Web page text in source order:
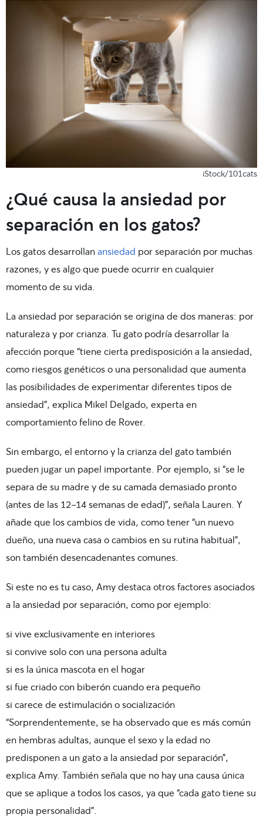
iStock/101cats
¿Qué causa la ansiedad por
separación en los gatos?
Los gatos desarrollanansiedad por separación por muchas
razones, y es algo que puede ocurrir en cualquier
momento de su vida.
La ansiedad por separación se origina de dos maneras: por
naturaleza y por crianza. Tu gato podría desarrollar la
afección porque “tiene cierta predisposición a la ansiedad,
como riesgos genéticos o una personalidad que aumenta
las posibilidades de experimentar diferentes tipos de
ansiedad”, explica Mikel Delgado, experta en
comportamiento felino de Rover.
Sin embargo, el entorno y la crianza del gato también
pueden jugar un papel importante. Por ejemplo, si “se le
separa de su madre y de su camada demasiado pronto
(antes de las 12-14 semanas de edad)”, señala Lauren. Y
añade que los cambios de vida, como tener “un nuevo
dueño, una nueva casa o cambios en su rutina habitual”,
son también desencadenantes comunes.
Si este no es tu caso, Amy destaca otros factores asociados
a la ansiedad por separación, como por ejemplo:
si vive exclusivamente en interiores
si convive solo con una persona adulta
si es la única mascota en el hogar
si fue criado con biberón cuando era pequeño
si carece de estimulación o socialización
“Sorprendentemente, se ha observado que es más común
en hembras adultas, aunque el sexo y la edad no
predisponen a un gato a la ansiedad por separación”,
explica Amy. También señala que no hay una causa única
que se aplique a todos los casos, ya que “cada gato tiene su
propia personalidad”.